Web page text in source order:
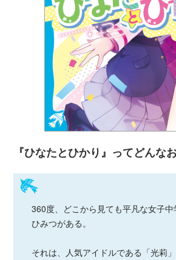
『ひなたとひかり』ってどんな
360度、どこから見ても平凡な女子
ひみつがある。
それは、人気アイドルである「光莉